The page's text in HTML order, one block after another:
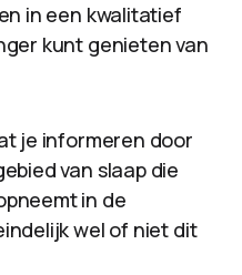
in een kwalitatief
kunt genieten van
je informeren door
van slaap die
in de
wel of niet dit